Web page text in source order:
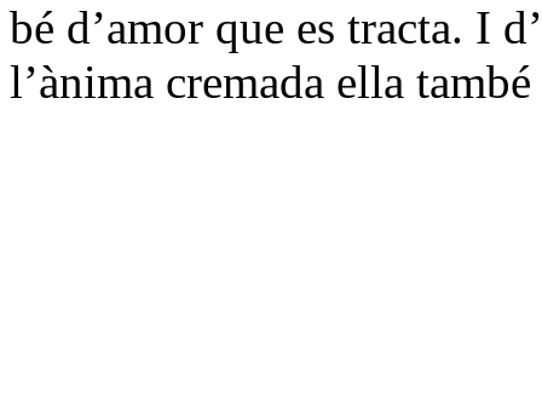
bé d’amor que es tracta. I
l’ànima cremada ella també